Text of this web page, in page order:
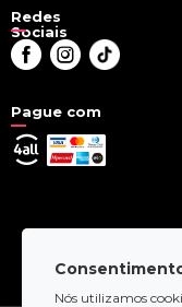
Nós utilizamos
Redes
Sociais
Pague com